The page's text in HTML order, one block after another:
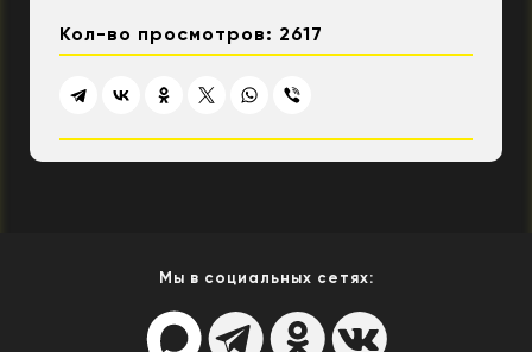
Кол-во просмотров: 2617
Мы в социальных сетях: